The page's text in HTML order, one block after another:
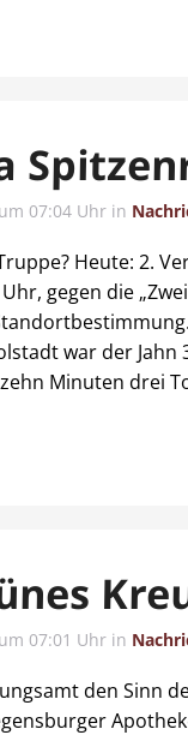
07:04 Uhr in
Heute: 2.
gegen die
war der Jahn
Minuten drei
07:01 Uhr in
den Sinn